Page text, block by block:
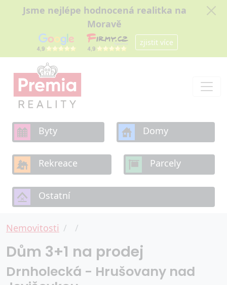
Jsme nejlépe hodnocená realitka na
Moravě
zjistit více
Byty Domy
Rekreace Parcely
Ostatní
Nemovitosti
Dům 3+1 na prodej
Drnholecká - Hrušovany nad